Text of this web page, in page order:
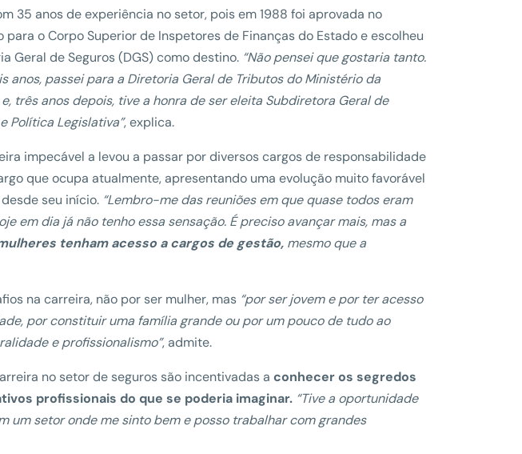
35 anos de experiência no setor, pois em 1988 foi aprovada no
para o Corpo Superior de Inspetores de Finanças do Estado e escolheu
Geral de Seguros (DGS) como destino. “Não pensei que gostaria tanto.
anos, passei para a Diretoria Geral de Tributos do Ministério da
e, três anos depois, tive a honra de ser eleita Subdiretora Geral de
Política Legislativa”, explica.
impecável a levou a passar por diversos cargos de responsabilidade
que ocupa atualmente, apresentando uma evolução muito favorável
seu início. “Lembro-me das reuniões em que quase todos eram
em dia já não tenho essa sensação. É preciso avançar mais, mas a
tenham acesso a cargos de gestão, mesmo que a
na carreira, não por ser mulher, mas “por ser jovem e por ter acesso
por constituir uma família grande ou por um pouco de tudo ao
e profissionalismo”, admite.
no setor de seguros são incentivadas aconhecer os segredos
profissionais do que se poderia imaginar. “Tive a oportunidade
um setor onde me sinto bem e posso trabalhar com grandes